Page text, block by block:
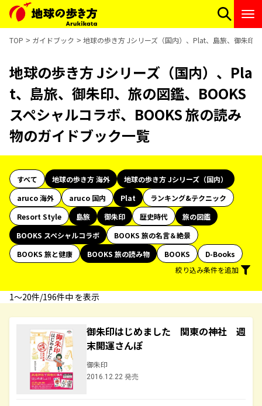
TOP ガイドブック 地球の歩き方 Jシリーズ（国内）、Plat、島旅、御朱印
地球の歩き方 Jシリーズ（国内）、Pla
t、島旅、御朱印、旅の図鑑、BOOKS
スペシャルコラボ、BOOKS 旅の読み
物のガイドブック一覧
すべて 地球の歩き方 海外
地球の歩き方 Jシリーズ（国内）
aruco 海外
aruco 国内 Plat
ランキング&テクニック
Resort Style
島旅 御朱印 歴史時代
旅の図鑑
BOOKS スペシャルコラボ
BOOKS 旅の名言＆絶景
BOOKS 旅と健康
BOOKS 旅の読み物 BOOKS
D-Books
絞り込み条件を追加
1〜20件/196件中 を表示
御朱印はじめました 関東の神社 週
末開運さんぽ
御朱印
2016.12.22 発売